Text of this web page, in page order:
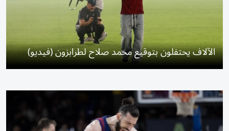
الآلاف يحتفلون بتوقيع محمد صلاح لطرابزون (فيديو)